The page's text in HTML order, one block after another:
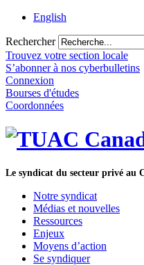
English
Rechercher
Trouvez votre section locale
S’abonner à nos cyberbulletins
Connexion
Bourses d'études
Coordonnées
Le syndicat du secteur privé au
Notre syndicat
Médias et nouvelles
Ressources
Enjeux
Moyens d’action
Se syndiquer